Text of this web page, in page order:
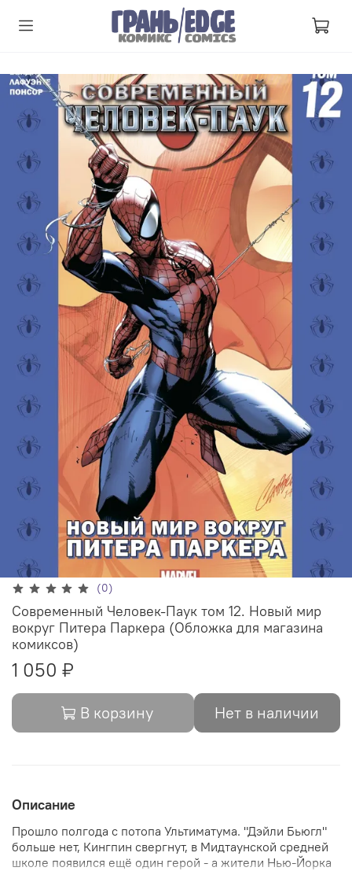
(0)
Современный Человек-Паук том 12. Новый мир
вокруг Питера Паркера (Обложка для магазина
комиксов)
1 050 ₽
В корзину Нет в наличии
Описание
Прошло полгода с потопа Ультиматума. "Дэйли Бьюгл"
больше нет, Кингпин свергнут, в Мидтаунской средней
школе появился ещё один герой - а жители Нью-Йорка